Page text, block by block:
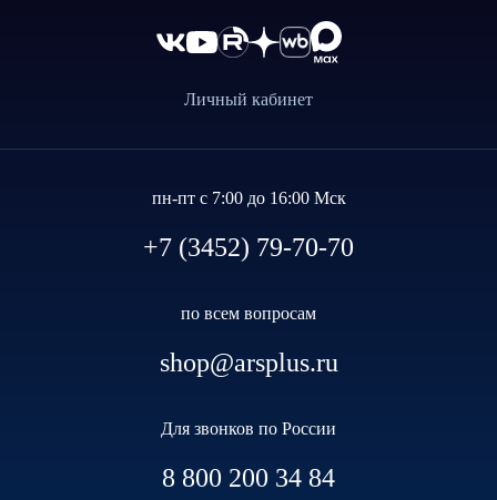
Личный кабинет
пн-пт с 7:00 до 16:00 Мск
+7 (3452) 79-70-70
по всем вопросам
shop@arsplus.ru
Для звонков по России
8 800 200 34 84